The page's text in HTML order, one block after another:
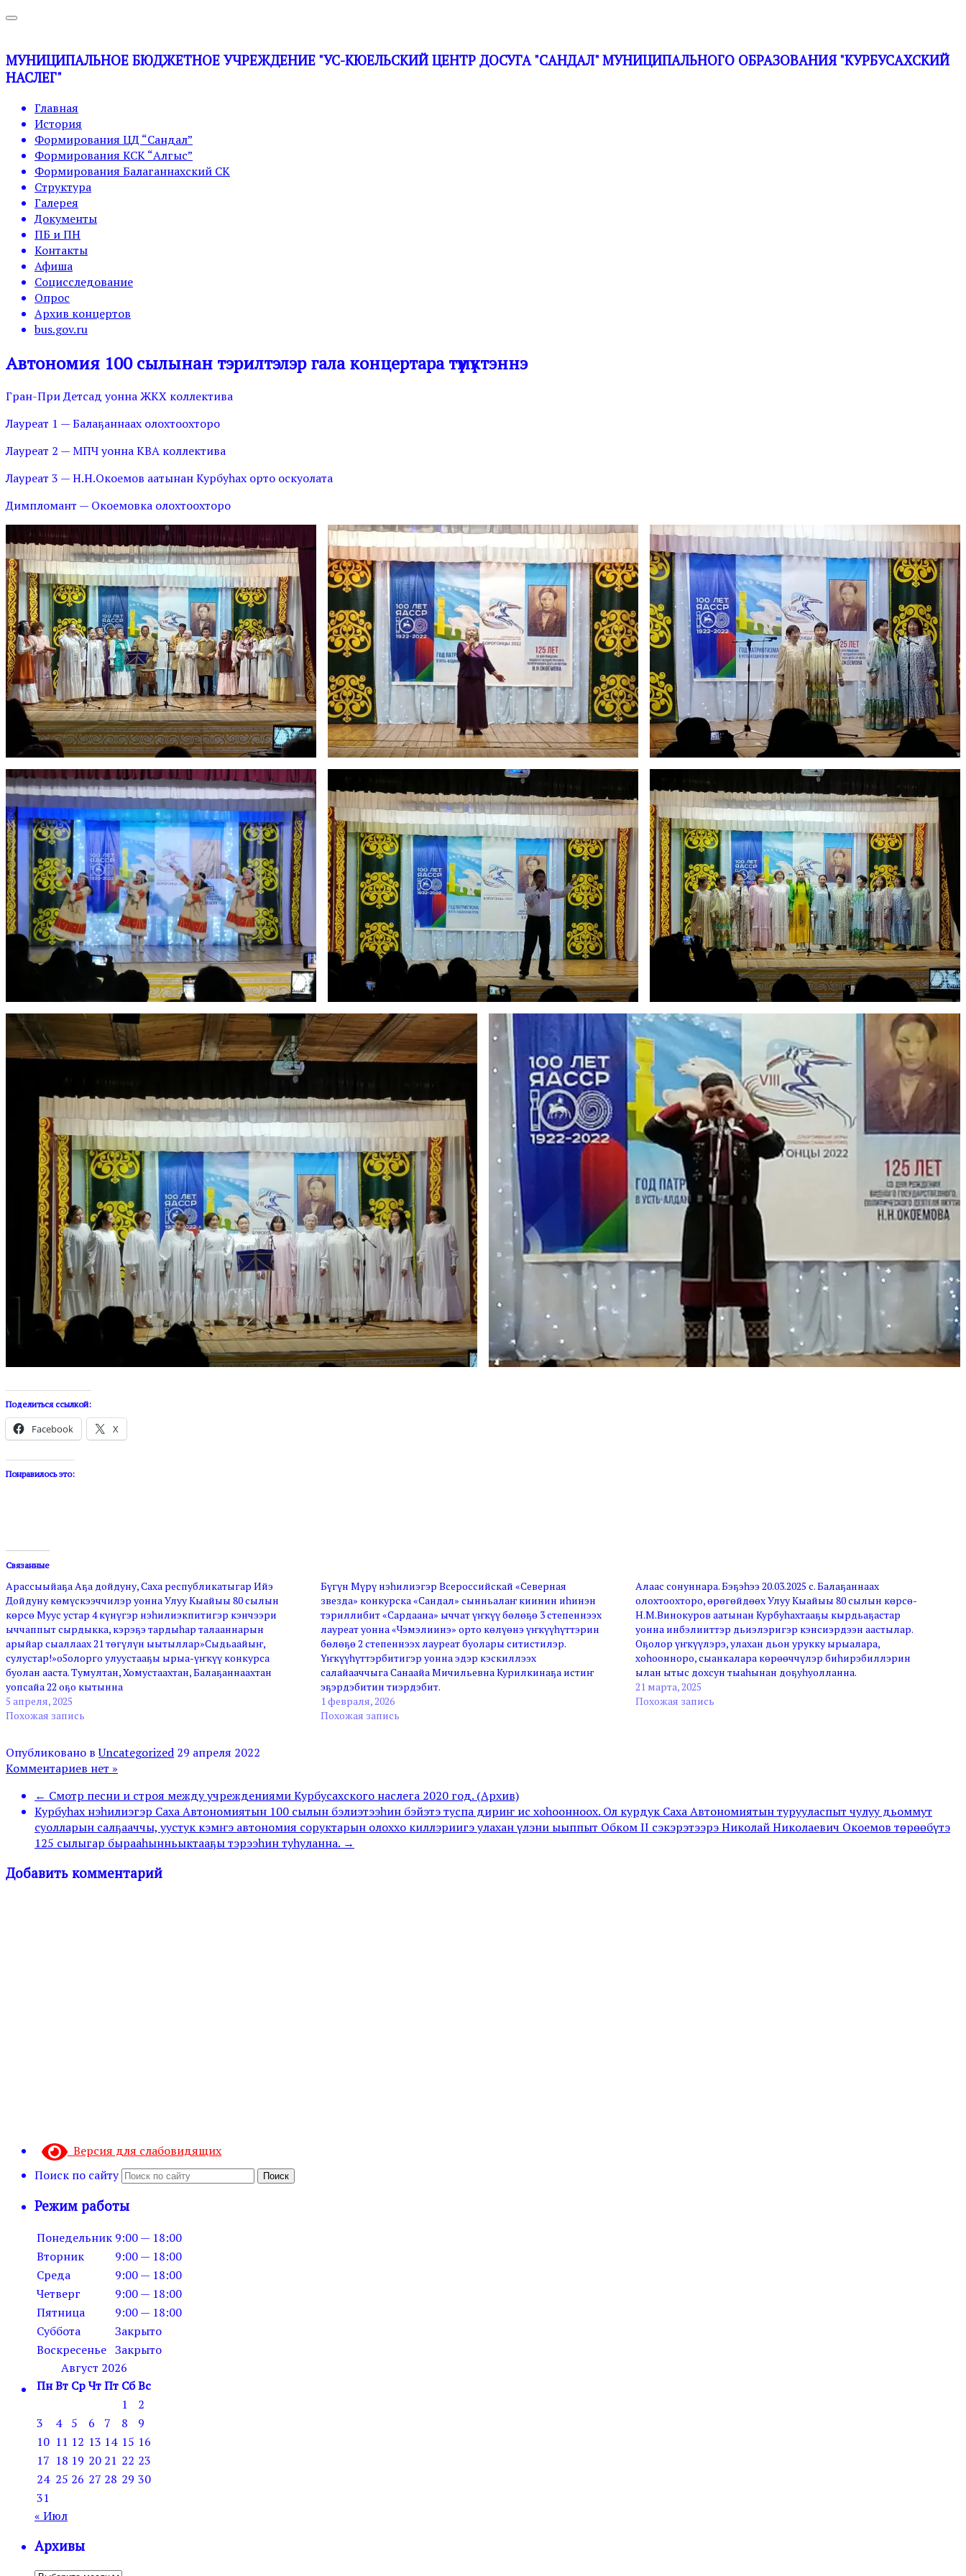
МУНИЦИПАЛЬНОЕ БЮДЖЕТНОЕ УЧРЕЖДЕНИЕ "УС-КЮЕЛЬСКИЙ ЦЕНТР ДОСУГА "САНДАЛ" МУНИЦИПАЛЬНОГО ОБРАЗОВАНИЯ "КУРБУСАХСКИЙ
НАСЛЕГ"
Главная
История
Формирования ЦД “Сандал”
Формирования КСК “Алгыс”
Формирования Балаганнахский СК
Структура
Галерея
Документы
ПБ и ПН
Контакты
Афиша
Социсследование
Опрос
Архив концертов
bus.gov.ru
Автономия 100 сылынан тэрилтэлэр гала концертара түмүктэннэ
Гран-При Детсад уонна ЖКХ коллектива
Лауреат 1 — Балаҕаннаах олохтоохторо
Лауреат 2 — МПЧ уонна КВА коллектива
Лауреат 3 — Н.Н.Окоемов аатынан Курбуһах орто оскуолата
Димпломант — Окоемовка олохтоохторо
Поделиться ссылкой:
Facebook X
Понравилось это:
Связанные
Арассыыйаҕа Аҕа дойдуну, Саха республикатыгар Ийэ
Дойдуну көмүскээччилэр уонна Улуу Кыайыы 80 сылын
көрсө Муус устар 4 күнүгэр нэһилиэкпитигэр кэнчээри
ыччаппыт сырдыкка, кэрэҕэ тардыһар талааннарын
арыйар сыаллаах 21 төгүлүн ыытыллар»Сыдьаайыҥ,
сулустар!»о5олорго улуустааҕы ырыа-үҥкүү конкурса
буолан ааста. Тумултан, Хомустаахтан, Балаҕаннаахтан
уопсайа 22 оҕо кытынна
5 апреля, 2025
Похожая запись
Бүгүн Мүрү нэһилиэгэр Всероссийскай «Северная
звезда» конкурска «Сандал» сынньалаҥ киинин иһинэн
тэриллибит «Сардаана» ыччат үҥкүү бөлөҕө 3 степеннээх
лауреат уонна «Чэмэлиинэ» орто көлүөнэ үҥкүүһүттэрин
бөлөҕө 2 степеннээх лауреат буолары ситистилэр.
Үҥкүүһүттэрбитигэр уонна эдэр кэскиллээх
салайааччыга Санаайа Мичильевна Курилкинаҕа истиҥ
эҕэрдэбитин тиэрдэбит.
1 февраля, 2026
Похожая запись
Алаас сонуннара. Бэҕэһээ 20.03.2025 с. Балаҕаннаах
олохтоохторо, өрөгөйдөөх Улуу Кыайыы 80 сылын көрсө-
Н.М.Винокуров аатынан Курбуһахтааҕы кырдьаҕастар
уонна инбэлииттэр дьиэлэригэр кэнсиэрдээн аастылар.
Оҕолор үҥкүүлэрэ, улахан дьон урукку ырыалара,
хоһоонноро, сыанкалара көрөөччүлэр биһирэбиллэрин
ылан ытыс дохсун тыаһынан доҕуһуолланна.
21 марта, 2025
Похожая запись
Опубликовано вUncategorized 29 апреля 2022
Комментариев нет »
← Смотр песни и строя между учреждениями Курбусахского наслега 2020 год. (Архив)
Курбуһах нэһилиэгэр Саха Автономиятын 100 сылын бэлиэтээһин бэйэтэ туспа дириҥ ис хоһоонноох. Ол курдук Саха Автономиятын турууласпыт чулуу дьоммут
суолларын салҕааччы, уустук кэмҥэ автономия соруктарын олоххо киллэриигэ улахан үлэни ыыппыт Обком II сэкэрэтээрэ Николай Николаевич Окоемов төрөөбүтэ
125 сылыгар бырааһынньыктааҕы тэрээһин туһуланна. →
Добавить комментарий
Версия для слабовидящих
Поиск по сайту
Поиск
Режим работы
Понедельник 9:00 — 18:00
Вторник
9:00 — 18:00
Среда
9:00 — 18:00
Четверг
9:00 — 18:00
Пятница
9:00 — 18:00
Суббота
Закрыто
Воскресенье Закрыто
Август 2026
ПнВт СрЧтПт СбВс
1
2
3
4 5 6 7 8
9
10 11 12 13 14 15 16
17 18 19 20 21 22 23
24 25 26 27 28 29 30
31
« Июл
Архивы